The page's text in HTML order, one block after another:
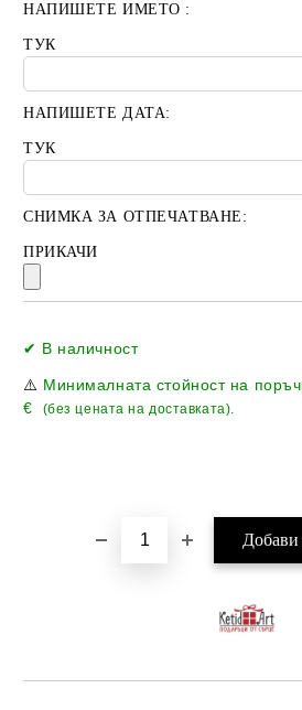
НАПИШЕТЕ ИМЕТО :
ТУК
НАПИШЕТЕ ДАТА:
ТУК
СНИМКА ЗА ОТПЕЧАТВАНЕ:
ПРИКАЧИ
✔ В наличност
⚠️ Минималната стойност на
€
(без цената на доставката).